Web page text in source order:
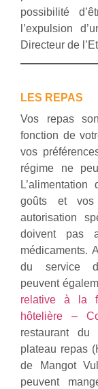
possibilité
l’expulsion
Directeur de
LES REPAS
Vos repas
fonction de
vos
régime ne
goûts et vos
autorisation
doivent pas
médicaments.
du service
peuvent
relative à la
hôtelière –
restaurant du
plateau repas
de Mangot
peuvent